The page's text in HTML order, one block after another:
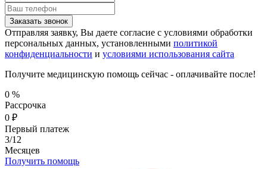
Заказать звонок
Отправляя заявку, Вы даете согласие с условиями обработки
персональных данных, установленными политикой
конфиденциальности и условиями использования сайта
Получите медицинскую помощь сейчас - оплачивайте после!
0 %
Рассрочка
0 ₽
Первый платеж
3/12
Месяцев
Получить помощь